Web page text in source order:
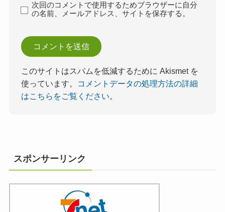
次回のコメントで使用するためブラウザーに自分
の名前、メールアドレス、サイトを保存する。
このサイトはスパムを低減するために Akismet を
使っています。
コメントデータの処理方法の詳細
はこちらをご覧ください。
スポンサーリンク